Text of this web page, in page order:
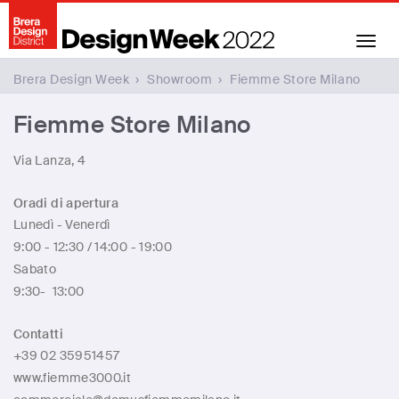
Brera Design Week › Showroom › Fiemme Store Milano
Fiemme Store Milano
Via Lanza, 4
Oradi di apertura
Lunedì - Venerdì
9:00 - 12:30 / 14:00 - 19:00
Sabato
9:30- 13:00
Contatti
+39 02 35951457
www.fiemme3000.it